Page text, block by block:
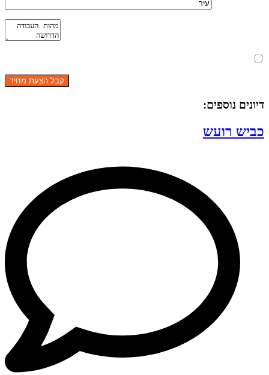
דיונים נוספים:
כביש רועש